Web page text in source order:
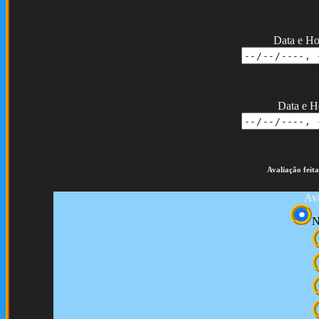
Data e
Data e
Avaliação